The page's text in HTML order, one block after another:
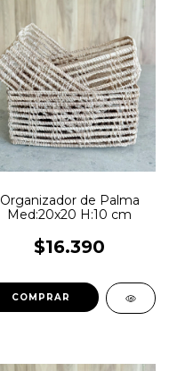
Organizador de Palma
Med:20x20 H:10 cm
$16.390